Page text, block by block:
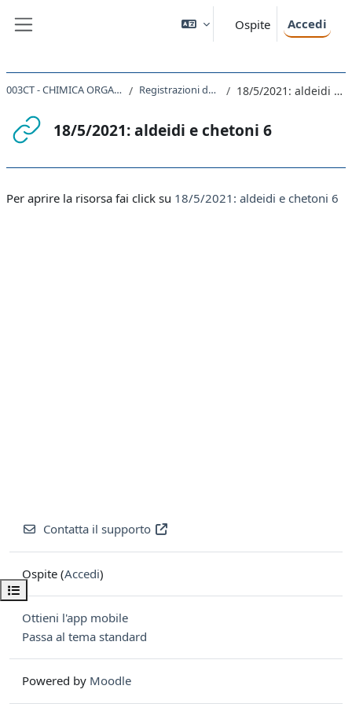
Ospite Accedi
Apri indice del corso
003CT - CHIMICA ORGANICA I 2020 Registrazioni delle lezioni 18/5/2021: aldeidi e chetoni 6
18/5/2021: aldeidi e chetoni 6
Per aprire la risorsa fai click su 18/5/2021: aldeidi e chetoni 6
Contatta il supporto
Ospite (Accedi)
Ottieni l'app mobile
Passa al tema standard
Powered by Moodle